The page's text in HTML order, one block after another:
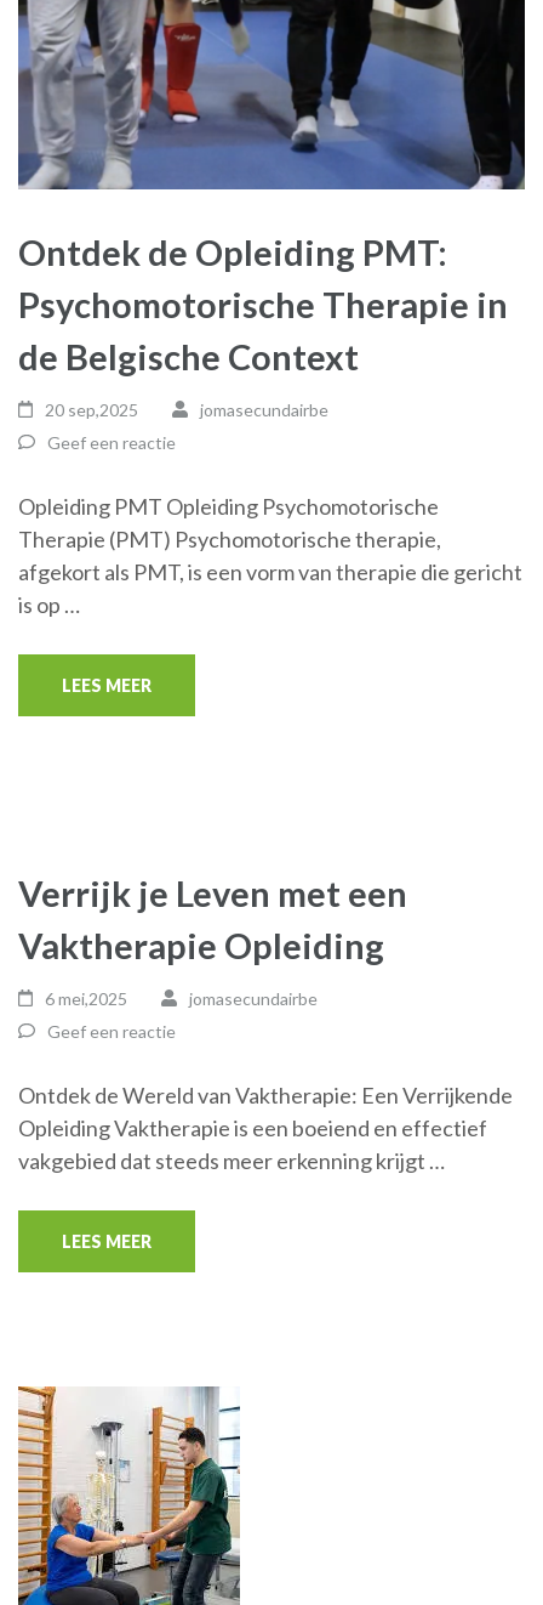
Ontdek de Opleiding PMT:
Psychomotorische Therapie in
de Belgische Context
20 sep,2025
jomasecundairbe
Geef een reactie
Opleiding PMT Opleiding Psychomotorische
Therapie (PMT) Psychomotorische therapie,
afgekort als PMT, is een vorm van therapie die gericht
is op …
LEES MEER
Verrijk je Leven met een
Vaktherapie Opleiding
6 mei,2025
jomasecundairbe
Geef een reactie
Ontdek de Wereld van Vaktherapie: Een Verrijkende
Opleiding Vaktherapie is een boeiend en effectief
vakgebied dat steeds meer erkenning krijgt …
LEES MEER